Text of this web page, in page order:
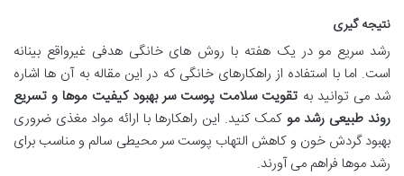
نتیجه گیری
رشد سریع مو در یک هفته با روش های خانگی هدفی غیرواقع بینانه
است. اما با استفاده از راهکارهای خانگی که در این مقاله به آن ها اشاره
شد می توانید به تقویت سلامت پوست سر بهبود کیفیت موها و تسریع
روند طبیعی رشد مو کمک کنید. این راهکارها با ارائه مواد مغذی ضروری
بهبود گردش خون و کاهش التهاب پوست سر محیطی سالم و مناسب برای
رشد موها فراهم می آورند.